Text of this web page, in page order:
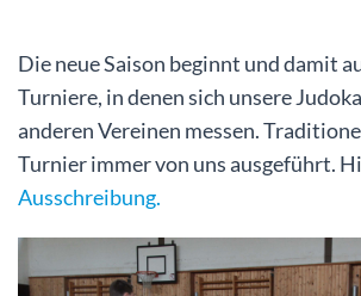
Die neue Saison beginnt und damit
Turniere, in denen sich unsere
anderen Vereinen messen.
Turnier immer von uns ausgeführt.
Ausschreibung.